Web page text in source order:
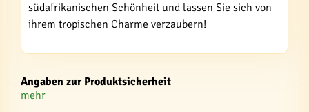
südafrikanischen Schönheit und lassen Sie sich von
ihrem tropischen Charme verzaubern!
Angaben zur Produktsicherheit
mehr